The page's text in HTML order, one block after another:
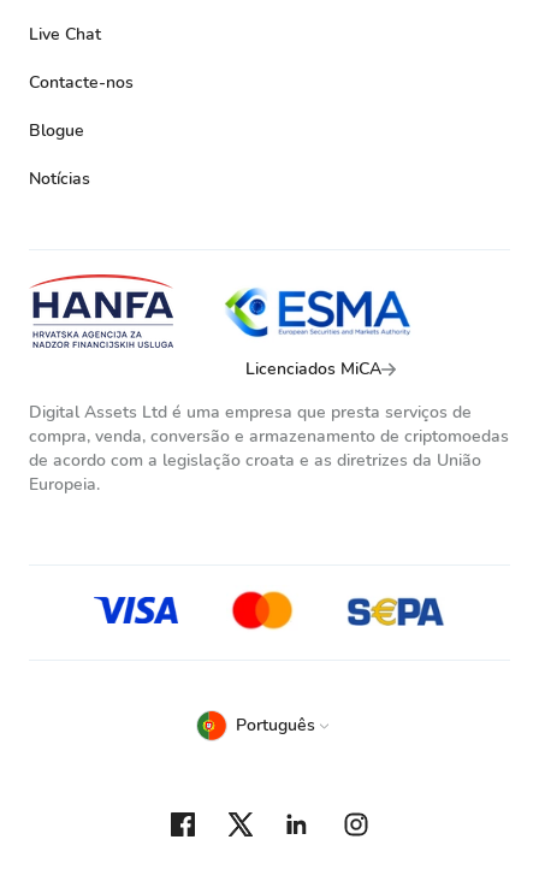
Live Chat
Contacte-nos
Blogue
Notícias
Licenciados MiCA
Digital Assets Ltd é uma empresa que presta serviços de
compra, venda, conversão e armazenamento de criptomoedas
de acordo com a legislação croata e as diretrizes da União
Europeia.
Português